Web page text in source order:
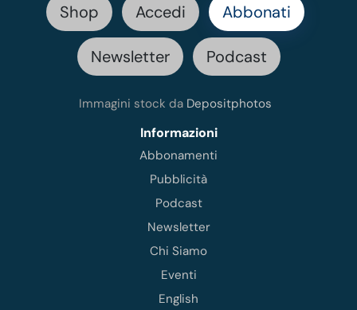
Shop Accedi Abbonati
Newsletter Podcast
Immagini stock da Depositphotos
Informazioni
Abbonamenti
Pubblicità
Podcast
Newsletter
Chi Siamo
Eventi
English